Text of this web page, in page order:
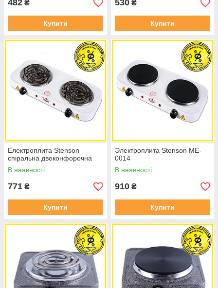
482 ₴
Купити
530 ₴
Купити
Електроплита Stenson
спіральна двоконфорочна
В наявності
771 ₴
Купити
Электроплита Stenson ME-
0014
В наявності
910 ₴
Купити